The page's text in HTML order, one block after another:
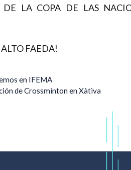
DE LA COPA DE LAS
FAEDA!
en IFEMA
de Crossminton en Xàtiva